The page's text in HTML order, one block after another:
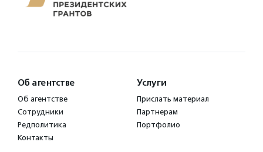
Об агентстве
Об агентстве
Сотрудники
Редполитика
Контакты
Услуги
Прислать материал
Партнерам
Портфолио